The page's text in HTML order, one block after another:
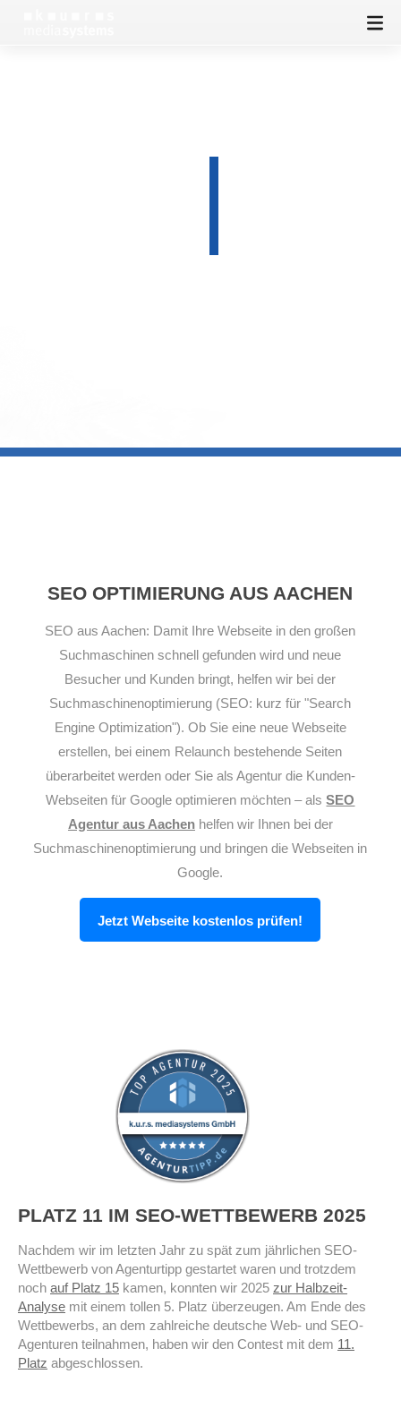
SEO OPTIMIERUNG AUS AACHEN
SEO aus Aachen: Damit Ihre Webseite in den großen
Suchmaschinen schnell gefunden wird und neue
Besucher und Kunden bringt, helfen wir bei der
Suchmaschinenoptimierung (SEO: kurz für "Search
Engine Optimization"). Ob Sie eine neue Webseite
erstellen, bei einem Relaunch bestehende Seiten
überarbeitet werden oder Sie als Agentur die Kunden-
Webseiten für Google optimieren möchten – alsSEO
Agentur aus Aachenhelfen wir Ihnen bei der
Suchmaschinenoptimierung und bringen die Webseiten in
Google.
Jetzt Webseite kostenlos prüfen!
PLATZ 11 IM SEO-WETTBEWERB 2025
Nachdem wir im letzten Jahr zu spät zum jährlichen SEO-
Wettbewerb von Agenturtipp gestartet waren und trotzdem
noch auf Platz 15 kamen, konnten wir 2025 zur Halbzeit-
Analyse mit einem tollen 5. Platz überzeugen. Am Ende des
Wettbewerbs, an dem zahlreiche deutsche Web- und SEO-
Agenturen teilnahmen, haben wir den Contest mit dem 11.
Platz abgeschlossen.